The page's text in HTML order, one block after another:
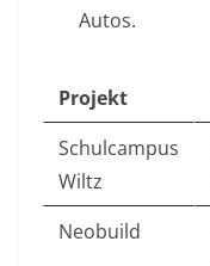
Autos.
Projekt
Schulcampus
Wiltz
Neobuild